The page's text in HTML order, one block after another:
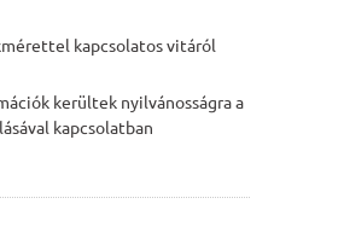
kapcsolatos vitáról
kerültek nyilvánosságra a
kapcsolatban